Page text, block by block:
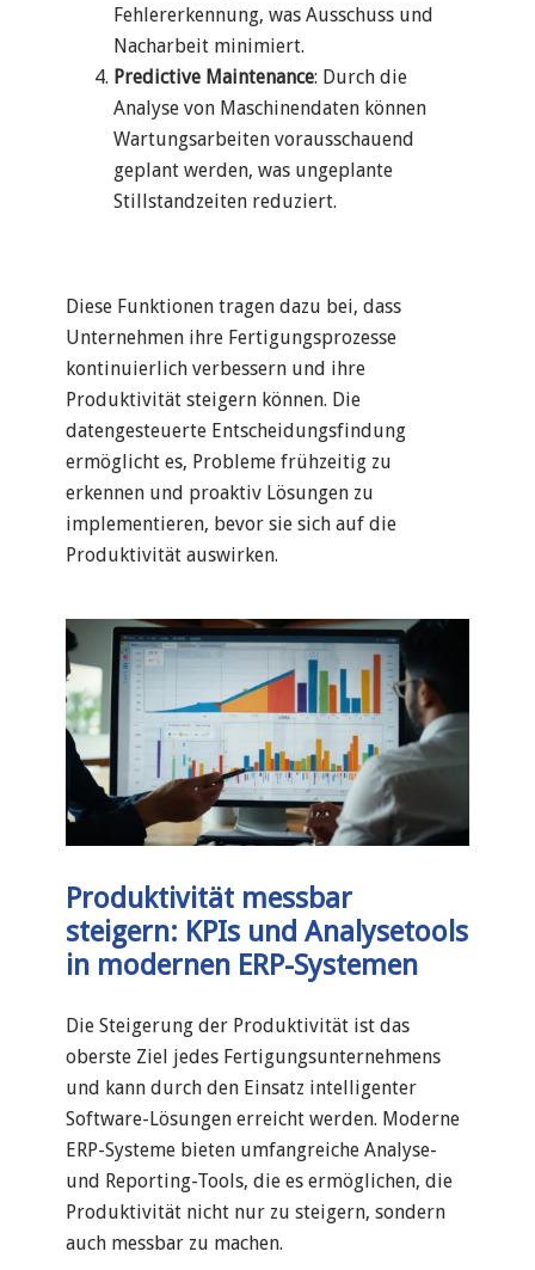
Fehlererkennung, was Ausschuss und
Nacharbeit minimiert.
Predictive Maintenance: Durch die
Analyse von Maschinendaten können
Wartungsarbeiten vorausschauend
geplant werden, was ungeplante
Stillstandzeiten reduziert.
Diese Funktionen tragen dazu bei, dass
Unternehmen ihre Fertigungsprozesse
kontinuierlich verbessern und ihre
Produktivität steigern können. Die
datengesteuerte Entscheidungsfindung
ermöglicht es, Probleme frühzeitig zu
erkennen und proaktiv Lösungen zu
implementieren, bevor sie sich auf die
Produktivität auswirken.
Produktivität messbar
steigern: KPIs und Analysetools
in modernen ERP-Systemen
Die Steigerung der Produktivität ist das
oberste Ziel jedes Fertigungsunternehmens
und kann durch den Einsatz intelligenter
Software-Lösungen erreicht werden. Moderne
ERP-Systeme bieten umfangreiche Analyse-
und Reporting-Tools, die es ermöglichen, die
Produktivität nicht nur zu steigern, sondern
auch messbar zu machen.